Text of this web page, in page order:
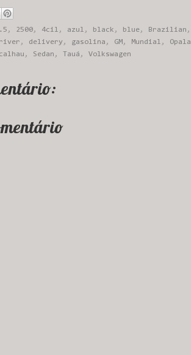
, 2500, 4cil , azul , black , blue, Brazilian ,
, delivery , gasolina , GM , Mundial , Opala
, Sedan , Tauá , Volkswagen